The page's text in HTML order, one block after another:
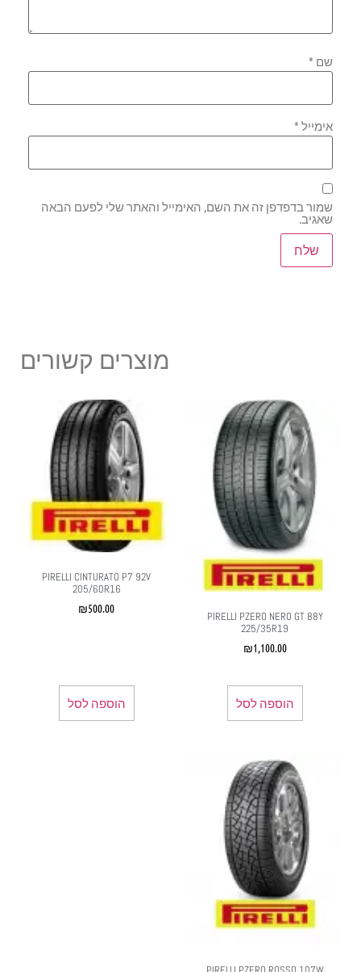
שם*
אימייל*
שמור בדפדפן זה את השם, האימייל והאתר שלי לפעם הבאה
שאגיב.
מוצרים קשורים
PIRELLI PZERO NERO GT 88Y
225/35R19
₪1,100.00
הוספה לסל
PIRELLI CINTURATO P7 92V
205/60R16
₪500.00
הוספה לסל